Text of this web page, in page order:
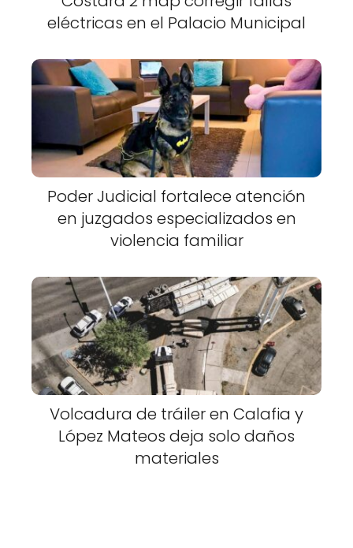
eléctricas en el Palacio Municipal
Poder Judicial fortalece atención
en juzgados especializados en
violencia familiar
Volcadura de tráiler en Calafia y
López Mateos deja solo daños
materiales